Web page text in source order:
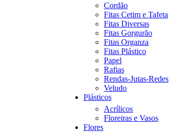
Cordão
Fitas Cetim e Tafeta
Fitas Diversas
Fitas Gorgurão
Fitas Organza
Fitas Plástico
Papel
Rafias
Rendas-Jutas-Redes
Veludo
Plásticos
Acrílicos
Floreiras e Vasos
Flores